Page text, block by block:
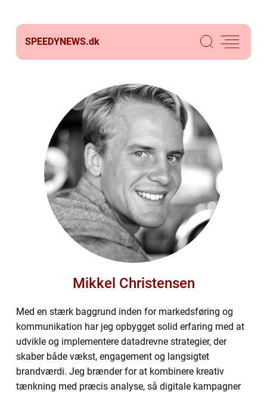
SPEEDYNEWS.dk
Mikkel Christensen
Med en stærk baggrund inden for markedsføring og
kommunikation har jeg opbygget solid erfaring med at
udvikle og implementere datadrevne strategier, der
skaber både vækst, engagement og langsigtet
brandværdi. Jeg brænder for at kombinere kreativ
tænkning med præcis analyse, så digitale kampagner